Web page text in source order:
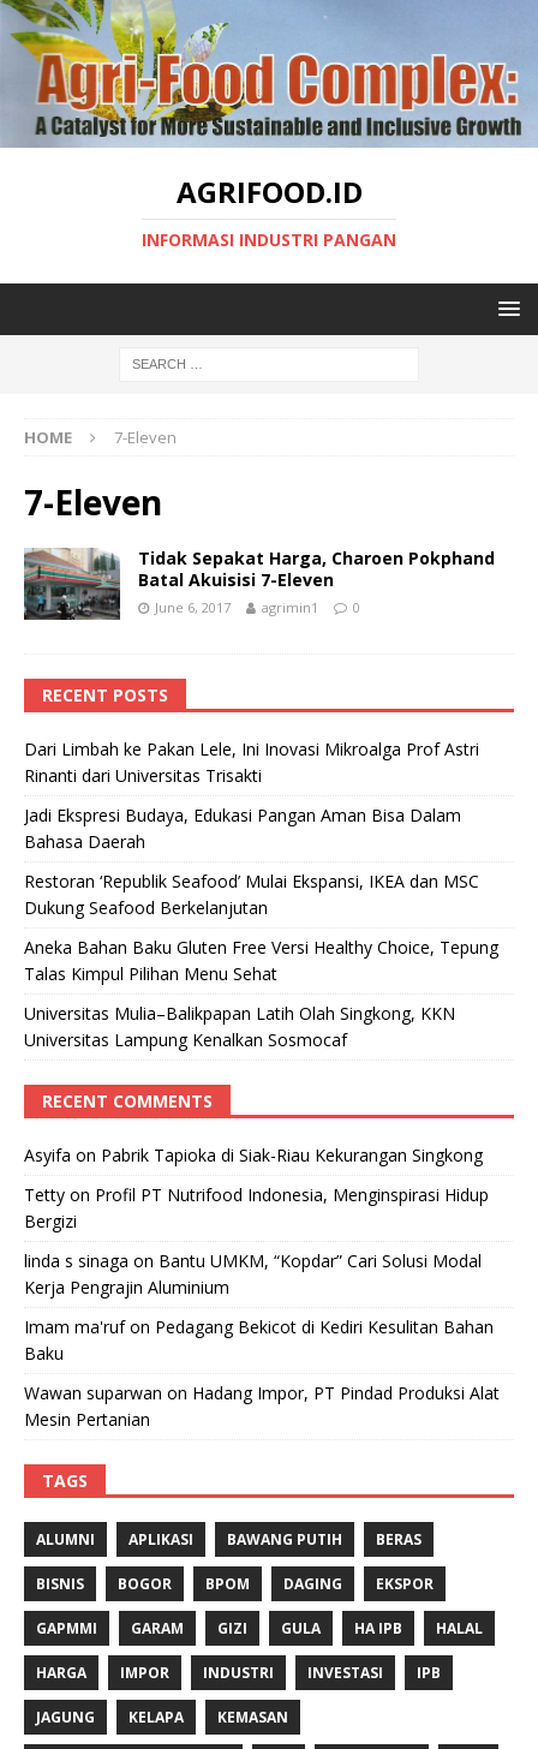
AGRIFOOD.ID
INFORMASI INDUSTRI PANGAN
HOME 7-Eleven
7-Eleven
Tidak Sepakat Harga, Charoen Pokphand
Batal Akuisisi 7-Eleven
June 6, 2017 agrimin1 0
RECENT POSTS
Dari Limbah ke Pakan Lele, Ini Inovasi Mikroalga Prof Astri
Rinanti dari Universitas Trisakti
Jadi Ekspresi Budaya, Edukasi Pangan Aman Bisa Dalam
Bahasa Daerah
Restoran ‘Republik Seafood’ Mulai Ekspansi, IKEA dan MSC
Dukung Seafood Berkelanjutan
Aneka Bahan Baku Gluten Free Versi Healthy Choice, Tepung
Talas Kimpul Pilihan Menu Sehat
Universitas Mulia–Balikpapan Latih Olah Singkong, KKN
Universitas Lampung Kenalkan Sosmocaf
RECENT COMMENTS
Asyifa on Pabrik Tapioka di Siak-Riau Kekurangan Singkong
Tetty on Profil PT Nutrifood Indonesia, Menginspirasi Hidup
Bergizi
linda s sinaga on Bantu UMKM, “Kopdar” Cari Solusi Modal
Kerja Pengrajin Aluminium
Imam ma'rufon Pedagang Bekicot di Kediri Kesulitan Bahan
Baku
Wawan suparwan on Hadang Impor, PT Pindad Produksi Alat
Mesin Pertanian
TAGS
ALUMNI APLIKASI BAWANG PUTIH BERAS
BISNIS BOGOR BPOM DAGING EKSPOR
GAPMMI GARAM GIZI GULA HA IPB HALAL
HARGA IMPOR INDUSTRI INVESTASI IPB
JAGUNG KELAPA KEMASAN